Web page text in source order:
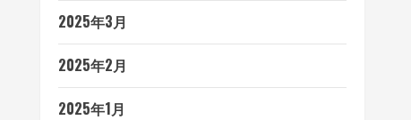
2025年3月
2025年2月
2025年1月